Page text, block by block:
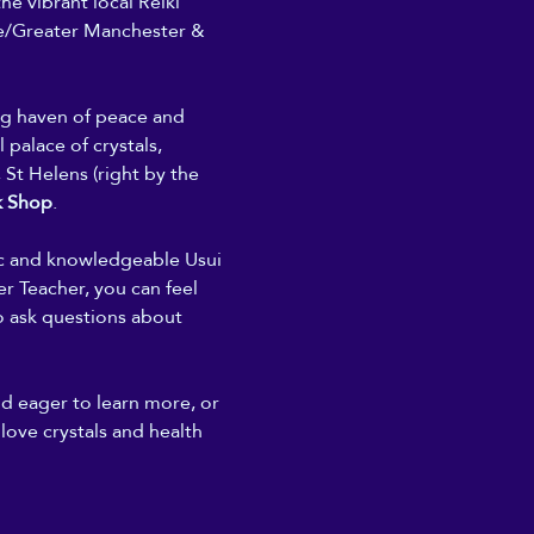
Manchester &
haven of peace and
of crystals,
Helens (right by the
Shop.
knowledgeable Usui
Teacher, you can feel
questions about
eager to learn more, or
crystals and health